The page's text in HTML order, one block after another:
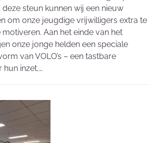
steun kunnen wij een nieuw
om onze jeugdige vrijwilligers extra te
Aan het einde van het
onze jonge helden een speciale
van VOLO’s – een tastbare
inzet,…